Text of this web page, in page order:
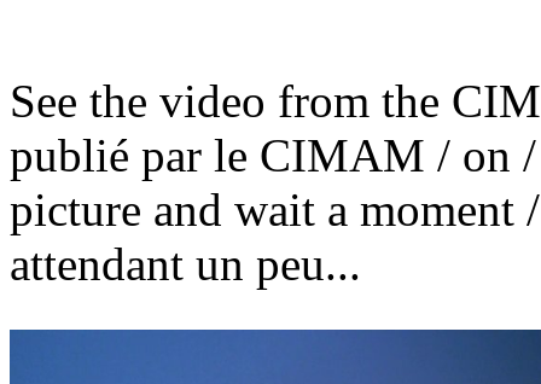
See the video from the
publié par le CIMAM / on
picture and wait a moment
attendant un peu...